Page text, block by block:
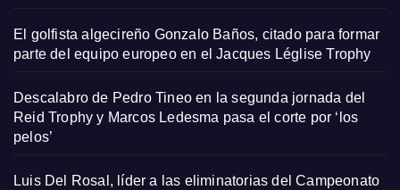
El golfista algecireño Gonzalo Baños, citado para formar
parte del equipo europeo en el Jacques Léglise Trophy
Descalabro de Pedro Tineo en la segunda jornada del
Reid Trophy y Marcos Ledesma pasa el corte por ‘los
pelos’
Luis Del Rosal, líder a las eliminatorias del Campeonato